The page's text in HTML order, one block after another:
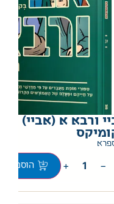
ורבא א (אביי)
−
+ הוספה